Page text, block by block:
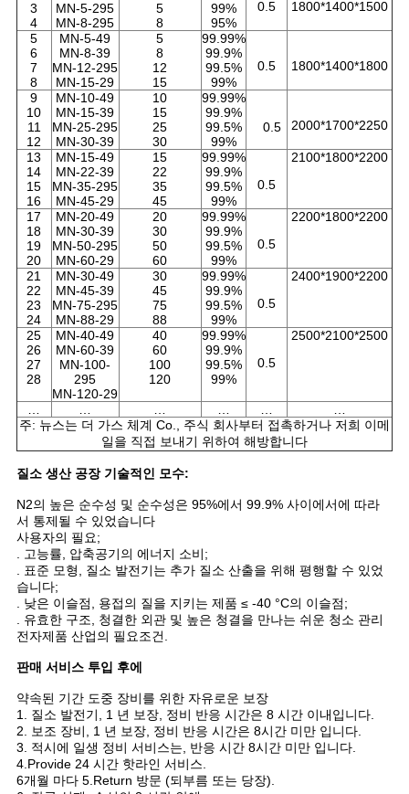
3
4
MN-5-295
MN-8-295
5
8
99%
95%
0.5 1800*1400*1500
5
6
7
8
MN-5-49
MN-8-39
MN-12-295
MN-15-29
5
8
12
15
99.99%
99.9%
99.5%
99%
0.5 1800*1400*1800
9
10
11
12
MN-10-49
MN-15-39
MN-25-295
MN-30-39
10
15
25
30
99.99%
99.9%
99.5%
99%
0.5 2000*1700*2250
13
14
15
16
MN-15-49
MN-22-39
MN-35-295
MN-45-29
15
22
35
45
99.99%
99.9%
99.5%
99%
0.5
2100*1800*2200
17
18
19
20
MN-20-49
MN-30-39
MN-50-295
MN-60-29
20
30
50
60
99.99%
99.9%
99.5%
99%
0.5
2200*1800*2200
21
22
23
24
MN-30-49
MN-45-39
MN-75-295
MN-88-29
30
45
75
88
99.99%
99.9%
99.5%
99%
0.5
2400*1900*2200
25
26
27
28
MN-40-49
MN-60-39
MN-100-
295
MN-120-29
40
60
100
120
99.99%
99.9%
99.5%
99%
0.5
2500*2100*2500
… … … … …
…
주: 뉴스는 더 가스 체계 Co., 주식 회사부터 접촉하거나 저희 이메
일을 직접 보내기 위하여 해방합니다
질소 생산 공장 기술적인 모수:
N2의 높은 순수성 및 순수성은 95%에서 99.9% 사이에서에 따라
서 통제될 수 있었습니다
사용자의 필요;
. 고능률, 압축공기의 에너지 소비;
. 표준 모형, 질소 발전기는 추가 질소 산출을 위해 평행할 수 있었
습니다;
. 낮은 이슬점, 용접의 질을 지키는 제품 ≤ -40 °C의 이슬점;
. 유효한 구조, 청결한 외관 및 높은 청결을 만나는 쉬운 청소 관리
전자제품 산업의 필요조건.
판매 서비스 투입 후에
약속된 기간 도중 장비를 위한 자유로운 보장
1. 질소 발전기, 1 년 보장, 정비 반응 시간은 8 시간 이내입니다.
2. 보조 장비, 1 년 보장, 정비 반응 시간은 8시간 미만 입니다.
3. 적시에 일생 정비 서비스는, 반응 시간 8시간 미만 입니다.
4.Provide 24 시간 핫라인 서비스.
6개월 마다 5.Return 방문 (되부름 또는 당장).